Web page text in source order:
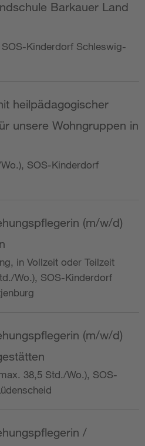
Barkauer Land
Kinderdorf Schleswig-
heilpädagogischer
unsere Wohngruppen in
SOS-Kinderdorf
(m/w/d)
in Vollzeit oder Teilzeit
Wo.), SOS-Kinderdorf
(m/w/d)
38,5 Std./Wo.), SOS-
/